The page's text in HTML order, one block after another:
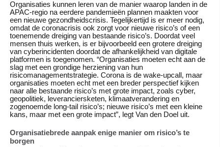
Organisaties kunnen leren van de manier waarop landen in de
APAC-regio na eerdere pandemieën plannen maakten voor
een nieuwe gezondheidscrisis. Tegelijkertijd is er meer nodig,
omdat de coronacrisis ook zorgt voor nieuwe risico’s of een
toenemende dreiging van bestaande risico’s. Doordat veel
mensen thuis werken, is er bijvoorbeeld een grotere dreiging
van cyberincidenten doordat de afhankelijkheid van digitale
platformen is toegenomen. “Organisaties moeten echt aan de
slag met een grondige herziening van hun
risicomanagementstrategie. Corona is de wake-upcall, maar
organisaties moeten echt met een breder perspectief kijken
naar alle bestaande risico’s met grote impact, zoals cyber,
geopolitiek, leveranciersketen, klimaatverandering en
zogenoemde long-tail risico’s; nieuwe risico’s met een kleine
kans, maar met een grote impact”, legt Van den Doel uit.
Organisatiebrede aanpak enige manier om risico’s te
borgen